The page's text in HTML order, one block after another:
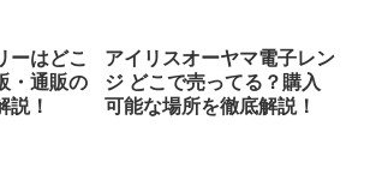
ーはどこ
・通販の
説！
アイリスオーヤマ電子レン
ジ どこで売ってる？購入
可能な場所を徹底解説！